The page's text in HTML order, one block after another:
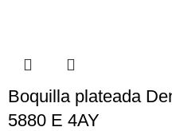
Boquilla plateada
5880 E 4AY